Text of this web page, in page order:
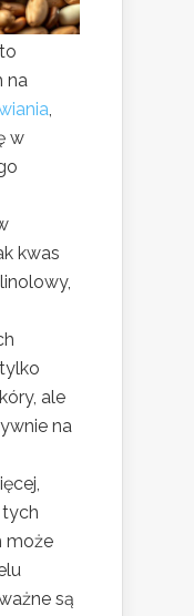
na
,
w
kwas
ale
na
może
są